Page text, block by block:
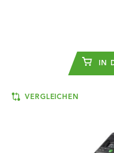
IN
VERGLEICHEN